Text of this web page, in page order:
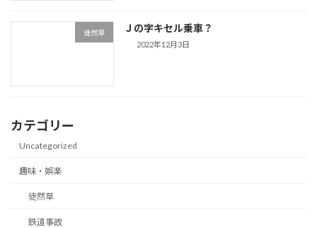
徒然草 Ｊの字キセル乗車？
2022年12月3日
カテゴリー
Uncategorized
趣味・娯楽
徒然草
鉄道事故